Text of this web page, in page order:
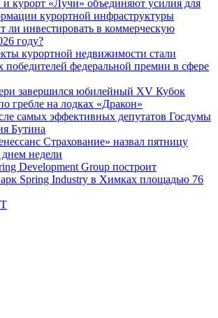
курорт «Лучи» объединяют усилия для
курортной инфраструктуры
ли инвестировать в коммерческую
году?
курортной недвижимости стали
победителей федеральной премии в сфере
завершился юбилейный XV Кубок
гребле на лодках «Дракон»
самых эффективных депутатов Госдумы
Бутина
Страхование» назвал пятницу
недели
Development Group построит
Spring Industry в Химках площадью 76